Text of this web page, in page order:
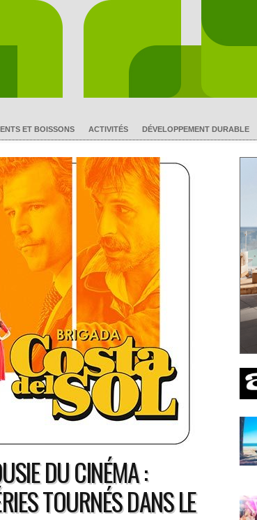
ET BOISSONS ACTIVITÉS DÉVELOPPEMENT DURABLE
DU CINÉMA :
TOURNÉS DANS LE